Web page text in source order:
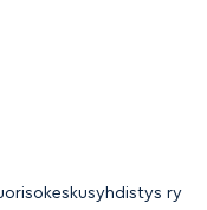
ry